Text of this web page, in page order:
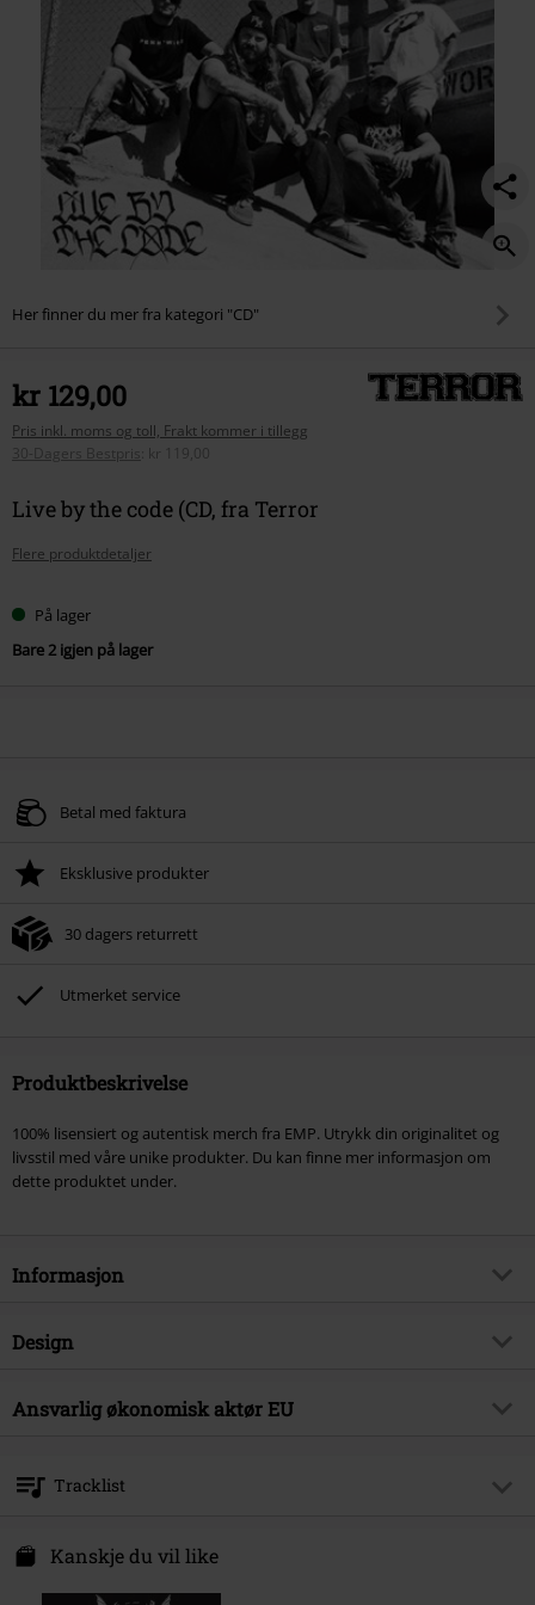
Her finner du mer fra kategori "CD"
kr 129,00
Pris inkl. moms og toll, Frakt kommer i tillegg
30-Dagers Bestpris
kr 119,00
Live by the code (CD, fra Terror
Flere produktdetaljer
På lager
Bare 2 igjen på lager
Betal med faktura
Eksklusive produkter
30 dagers returrett
Utmerket service
Produktbeskrivelse
100% lisensiert og autentisk merch fra EMP. Utrykk din originalitet og
livsstil med våre unike produkter. Du kan finne mer informasjon om
dette produktet under.
Informasjon
Artikkelnummer
Musikksjanger
Hardcore
Band
Design
Produkttype
CD
Ansvarlig økonomisk aktør EU
Balanstraße 73 // Haus 31
81541 München
kontakt@sonymusic.com
Tracklist
Kanskje du vil like